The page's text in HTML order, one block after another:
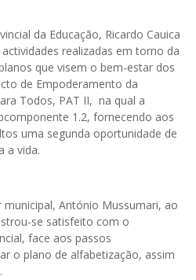
da Educação, Ricardo Cauica
realizadas em torno da
que visem o bem-estar dos
de Empoderamento da
Todos, PAT II, na qual a
1.2, fornecendo aos
uma segunda oportunidade de
a vida.
António Mussumari, ao
se satisfeito com o
face aos passos
o plano de alfabetização, assim